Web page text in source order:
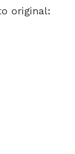
original: